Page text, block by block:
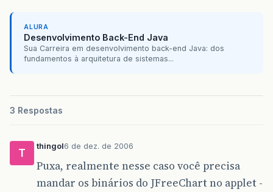
ALURA
Desenvolvimento Back-End Java
Sua Carreira em desenvolvimento back-end Java: dos
fundamentos à arquitetura de sistemas...
3 Respostas
T
thingol6 de dez. de 2006
Puxa, realmente nesse caso você precisa
mandar os binários do JFreeChart no applet -